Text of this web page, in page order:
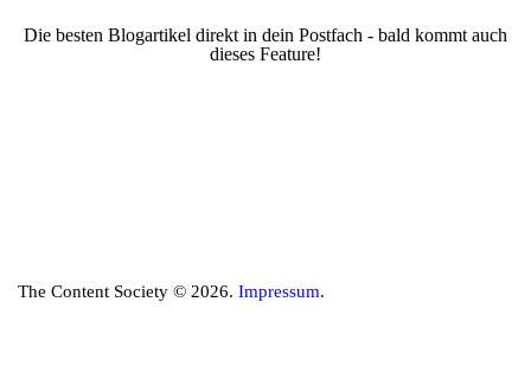
Die besten Blogartikel direkt in dein Postfach - bald kommt auch
dieses Feature!
The Content Society © 2026. Impressum.